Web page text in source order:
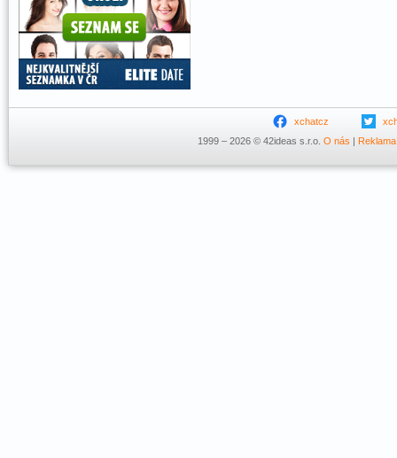
xchatcz
1999 – 2026 © 42ideas s.r.o. O nás | Reklama